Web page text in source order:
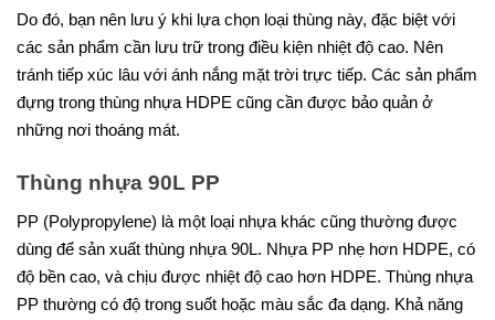
Do đó, bạn nên lưu ý khi lựa chọn loại thùng này, đặc biệt với
các sản phẩm cần lưu trữ trong điều kiện nhiệt độ cao. Nên
tránh tiếp xúc lâu với ánh nắng mặt trời trực tiếp. Các sản phẩm
đựng trong thùng nhựa HDPE cũng cần được bảo quản ở
những nơi thoáng mát.
Thùng nhựa 90L PP
PP (Polypropylene) là một loại nhựa khác cũng thường được
dùng để sản xuất thùng nhựa 90L. Nhựa PP nhẹ hơn HDPE, có
độ bền cao, và chịu được nhiệt độ cao hơn HDPE. Thùng nhựa
PP thường có độ trong suốt hoặc màu sắc đa dạng. Khả năng